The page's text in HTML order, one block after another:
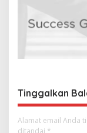
o
Tinggalkan
Alamat email Anda
ditandai *